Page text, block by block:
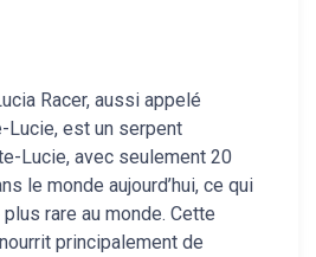
Racer, aussi appelé
Lucie, est un serpent
Lucie, avec seulement 20
le monde aujourd’hui, ce qui
rare au monde. Cette
principalement de